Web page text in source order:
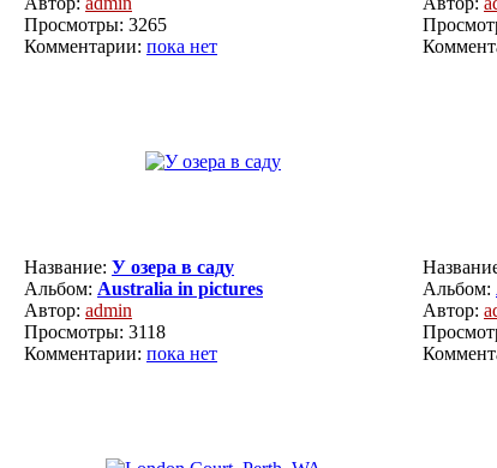
Просмотры: 3265
Комментарии: пока нет
Название: У озера в саду
Альбом: Australia in pictures
Автор: admin
Просмотры: 3118
Комментарии: пока нет
Альбом:
Автор: